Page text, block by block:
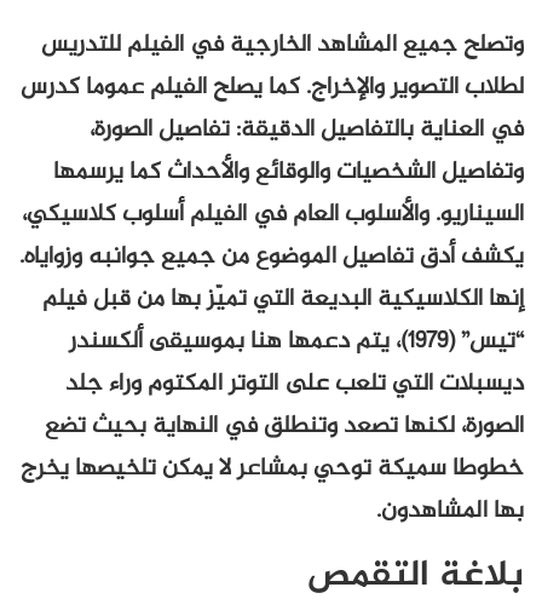
وتصلح جميع المشاهد الخارجية في الفيلم للتدريس
لطلاب التصوير والإخراج. كما يصلح الفيلم عموما كدرس
في العناية بالتفاصيل الدقيقة: تفاصيل الصورة،
وتفاصيل الشخصيات والوقائع والأحداث كما يرسمها
السيناريو. والأسلوب العام في الفيلم أسلوب كلاسيكي،
يكشف أدق تفاصيل الموضوع من جميع جوانبه وزواياه.
إنها الكلاسيكية البديعة التي تميّز بها من قبل فيلم
“تيس” (1979)، يتم دعمها هنا بموسيقى ألكسندر
ديسبلات التي تلعب على التوتر المكتوم وراء جلد
الصورة، لكنها تصعد وتنطلق في النهاية بحيث تضع
خطوطا سميكة توحي بمشاعر لا يمكن تلخيصها يخرج
بها المشاهدون.
بلاغة التقمص